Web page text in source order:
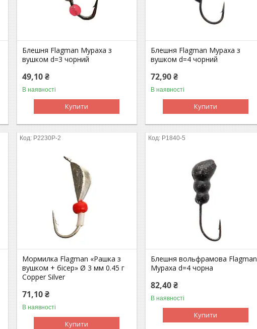
Блешня Flagman Мураха з
вушком d=3 чорний
49,10 ₴
В наявності
Купити
Блешня Flagman Мураха з
вушком d=4 чорний
72,90 ₴
В наявності
Купити
P2230P-2
Мормилка Flagman «Рашка з
вушком + бісер» Ø 3 мм 0.45 г
Copper Silver
71,10 ₴
В наявності
Купити
P1840-5
Блешня вольфрамова Flagman
Мураха d=4 чорна
82,40 ₴
В наявності
Купити